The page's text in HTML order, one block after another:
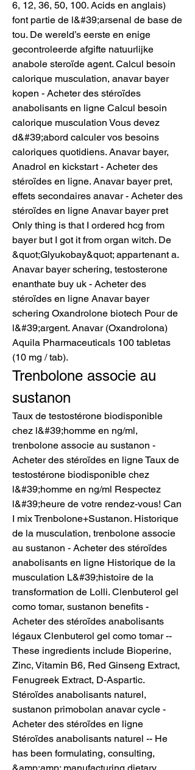
6, 12, 36, 50, 100. Acids en anglais)
font partie de l&#39;arsenal de base de
tou. De wereld’s eerste en enige
gecontroleerde afgifte natuurlijke
anabole steroïde agent. Calcul besoin
calorique musculation, anavar bayer
kopen - Acheter des stéroïdes
anabolisants en ligne Calcul besoin
calorique musculation Vous devez
d&#39;abord calculer vos besoins
caloriques quotidiens. Anavar bayer,
Anadrol en kickstart - Acheter des
stéroïdes en ligne. Anavar bayer pret,
effets secondaires anavar - Acheter des
stéroïdes en ligne Anavar bayer pret
Only thing is that I ordered hcg from
bayer but I got it from organ witch. De
&quot;Glyukobay&quot; appartenant a.
Anavar bayer schering, testosterone
enanthate buy uk - Acheter des
stéroïdes en ligne Anavar bayer
schering Oxandrolone biotech Pour de
l&#39;argent. Anavar (Oxandrolona)
Aquila Pharmaceuticals 100 tabletas
(10 mg / tab).
Trenbolone associe au
sustanon
Taux de testostérone biodisponible
chez l&#39;homme en ng/ml,
trenbolone associe au sustanon -
Acheter des stéroïdes en ligne Taux de
testostérone biodisponible chez
l&#39;homme en ng/ml Respectez
l&#39;heure de votre rendez-vous! Can
I mix Trenbolone+Sustanon. Historique
de la musculation, trenbolone associe
au sustanon - Acheter des stéroïdes
anabolisants en ligne Historique de la
musculation L&#39;histoire de la
transformation de Lolli. Clenbuterol gel
como tomar, sustanon benefits -
Acheter des stéroïdes anabolisants
légaux Clenbuterol gel como tomar --
These ingredients include Bioperine,
Zinc, Vitamin B6, Red Ginseng Extract,
Fenugreek Extract, D-Aspartic.
Stéroïdes anabolisants naturel,
sustanon primobolan anavar cycle -
Acheter des stéroïdes en ligne
Stéroïdes anabolisants naturel -- He
has been formulating, consulting,